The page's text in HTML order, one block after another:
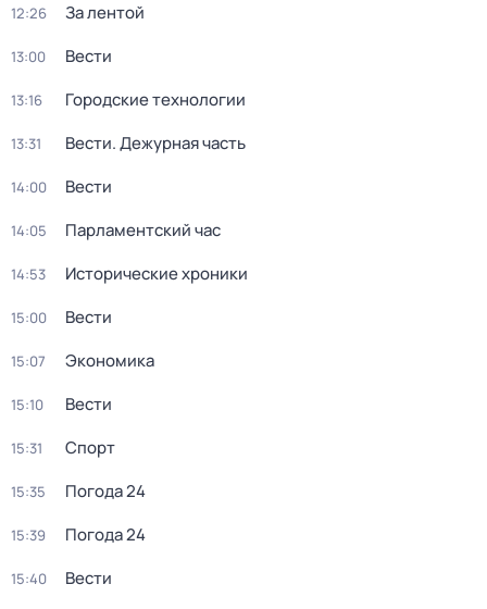
12:26 За лентой
13:00 Вести
13:16 Городские технологии
13:31 Вести. Дежурная часть
14:00 Вести
14:05 Парламентский час
14:53 Исторические хроники
15:00 Вести
15:07 Экономика
15:10 Вести
15:31 Спорт
15:35 Погода 24
15:39 Погода 24
15:40 Вести